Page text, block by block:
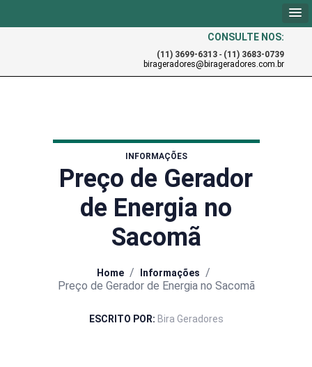
CONSULTE NOS:
(11) 3699-6313 - (11) 3683-0739
birageradores@birageradores.com.br
INFORMAÇÕES
Preço de Gerador
de Energia no
Sacomã
Home / Informações /
Preço de Gerador de Energia no Sacomã
ESCRITO POR: Bira Geradores